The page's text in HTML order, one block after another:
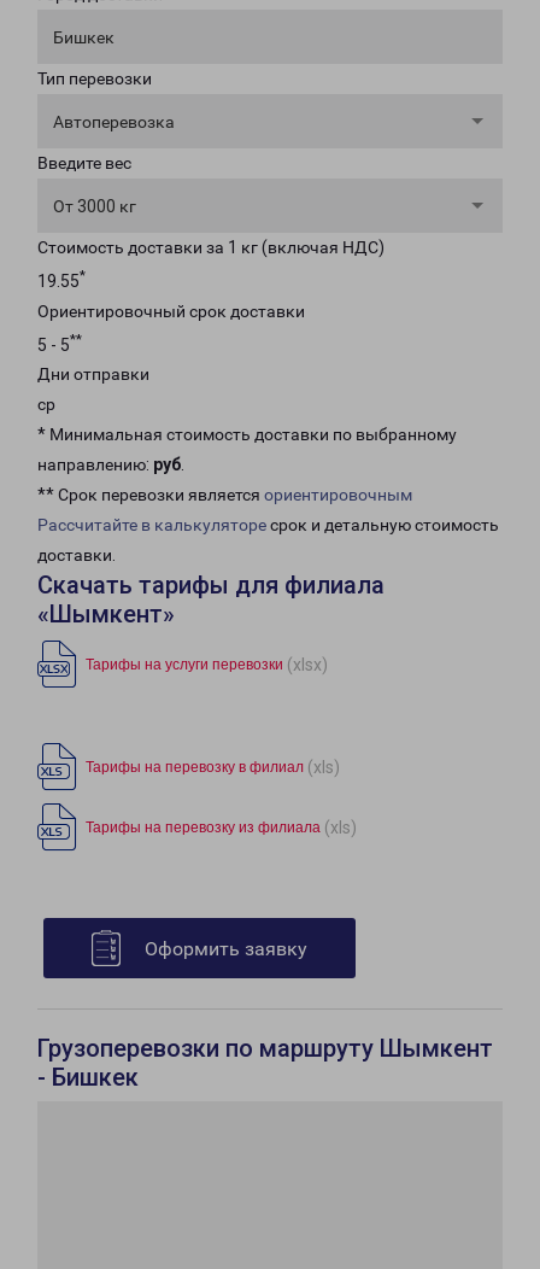
Бишкек
Тип перевозки
Автоперевозка
Введите вес
От 3000 кг
Стоимость доставки за 1 кг (включая НДС)
19.55*
Ориентировочный срок доставки
5 - 5**
Дни отправки
ср
* Минимальная стоимость доставки по выбранному
направлению: руб.
** Срок перевозки является ориентировочным
Рассчитайте в калькуляторесрок и детальную стоимость
доставки.
Скачать тарифы для филиала
«Шымкент»
Тарифы на услуги перевозки (xlsx)
Тарифы на перевозку в филиал (xls)
Тарифы на перевозку из филиала (xls)
Оформить заявку
Грузоперевозки по маршруту Шымкент
- Бишкек